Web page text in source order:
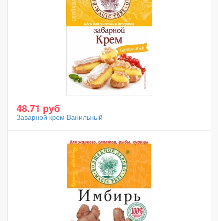
48.71 руб
Заварной крем Ванильный